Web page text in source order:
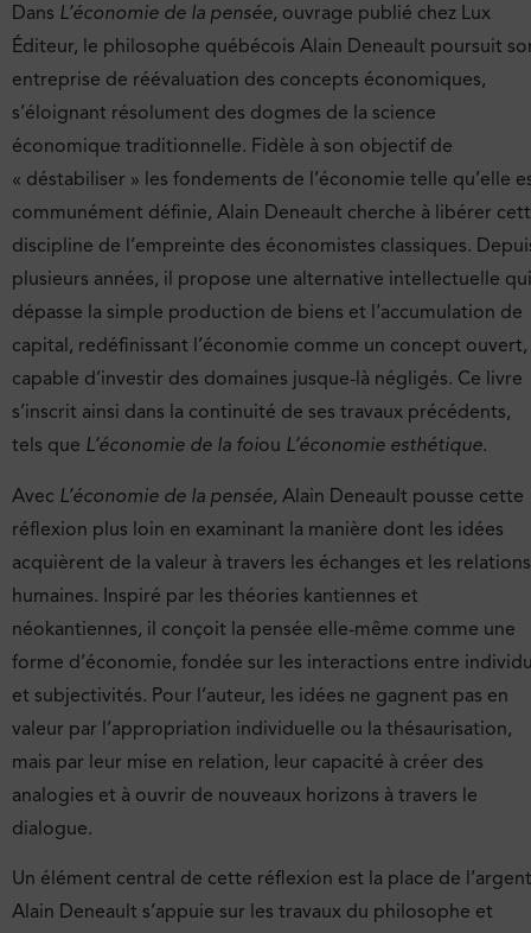
Dans L’économie de la pensée, ouvrage publié chez Lux
Éditeur, le philosophe québécois Alain Deneault poursuit
entreprise de réévaluation des concepts économiques,
s’éloignant résolument des dogmes de la science
économique traditionnelle. Fidèle à son objectif de
« déstabiliser » les fondements de l’économie telle qu’elle
communément définie, Alain Deneault cherche à libérer
discipline de l’empreinte des économistes classiques.
plusieurs années, il propose une alternative intellectuelle qui
dépasse la simple production de biens et l’accumulation de
capital, redéfinissant l’économie comme un concept ouvert,
capable d’investir des domaines jusque-là négligés. Ce livre
s’inscrit ainsi dans la continuité de ses travaux précédents,
tels que L’économie de la foiou L’économie esthétique.
Avec L’économie de la pensée, Alain Deneault pousse cette
réflexion plus loin en examinant la manière dont les idées
acquièrent de la valeur à travers les échanges et les relations
humaines. Inspiré par les théories kantiennes et
néokantiennes, il conçoit la pensée elle-même comme une
forme d’économie, fondée sur les interactions entre
et subjectivités. Pour l’auteur, les idées ne gagnent pas en
valeur par l’appropriation individuelle ou la thésaurisation,
mais par leur mise en relation, leur capacité à créer des
analogies et à ouvrir de nouveaux horizons à travers le
dialogue.
Un élément central de cette réflexion est la place de
Alain Deneault s’appuie sur les travaux du philosophe et